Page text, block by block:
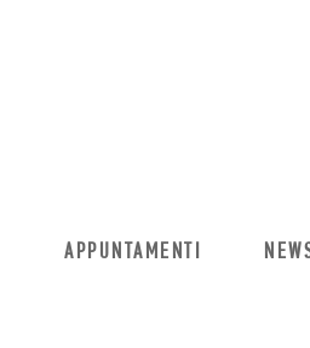
APPUNTAMENTI